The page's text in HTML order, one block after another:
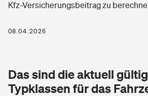
Rentenrechner: Wie viel Geld bekomme
Photovoltaik
Wärmepumpen versichern
Vermieterrrechtsschutz
Kinderunfall­ver­si­che­rung
Private Krankenversicherung
Tierkrankenversicherung
Kfz-Versicherungsbeitrag zu
08.04.2026
Das sind die aktuell
Typklassen für das